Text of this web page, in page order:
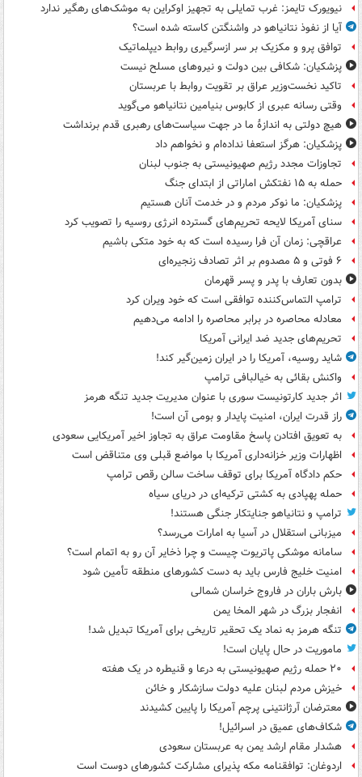
نیویورک تایمز: غرب تمایلی به تجهیز اوکراین به موشک‌های رهگیر ندارد
آیا از نفوذ نتانیاهو در واشنگتن کاسته شده است؟
توافق پرو و مکزیک بر سر ازسرگیری روابط دیپلماتیک
پزشکیان: شکافی بین دولت و نیروهای مسلح نیست
تاکید نخست‌وزیر عراق بر تقویت روابط با عربستان
وقتی رسانه عبری از کابوس بنیامین نتانیاهو می‌گوید
هیچ دولتی به اندازۀ ما در جهت سیاست‌های رهبری قدم برنداشت
پزشکیان: هرگز استعفا نداده‌ام و نخواهم داد
تجاوزات مجدد رژیم صهیونیستی به جنوب لبنان
حمله به ۱۵ نفتکش‌ اماراتی از ابتدای جنگ
پزشکیان: ما نوکر مردم و در خدمت آنان هستیم
سنای آمریکا لایحه تحریم‌های گسترده انرژی روسیه را تصویب کرد
عراقچی: زمان آن فرا رسیده است که به خود متکی باشیم
۶ فوتی و ۵ مصدوم بر اثر تصادف زنجیره‌ای
بدون تعارف با پدر و پسر قهرمان
ترامپ التماس‌کننده توافقی است که خود ویران کرد
معادله محاصره در برابر محاصره را ادامه می‌دهیم
تحریم‌های جدید ضد ایرانی آمریکا
شاید روسیه، آمریکا را در ایران زمین‌گیر کند!
واکنش بقائی به خیالبافی ترامپ
اثر جدید کارتونیست سوری با عنوان مدیریت جدید تنگه هرمز
راز قدرت ایران، امنیت پایدار و بومی آن است!
به تعویق افتادن پاسخ مقاومت عراق به تجاوز اخیر آمریکایی سعودی
اظهارات وزیر خزانه‌داری آمریکا با مواضع قبلی وی متناقض است
حکم دادگاه آمریکا برای توقف ساخت سالن رقص ترامپ
حمله پهپادی به کشتی ترکیه‌ای در دریای سیاه
ترامپ و نتانیاهو جنایتکار جنگی هستند!
میزبانی استقلال در آسیا به امارات می‌رسد؟
سامانه موشکی پاتریوت چیست و چرا ذخایر آن رو به اتمام است؟
امنیت خلیج فارس باید به دست کشورهای منطقه تأمین شود
بارش باران در فاروج خراسان شمالی
انفجار بزرگ در شهر المخا یمن
تنگه هرمز به نماد یک تحقیر تاریخی برای آمریکا تبدیل شد!
ماموریت در حال پایان است!
۲۰ حمله رژیم صهیونیستی به درعا و قنیطره در یک هفته
خیزش مردم لبنان علیه دولت سازشکار و خائن
معترضان آرژانتینی پرچم آمریکا را پایین کشیدند
شکاف‌های عمیق در اسرائیل!
هشدار مقام ارشد یمن به عربستان سعودی
اردوغان: توافقنامه مکه پذیرای مشارکت کشورهای دوست است